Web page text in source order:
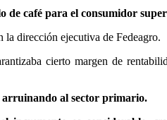
de café para el consumidor
dirección ejecutiva de Fedeagro.
cierto margen de
al sector primario.